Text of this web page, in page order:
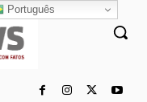
Português